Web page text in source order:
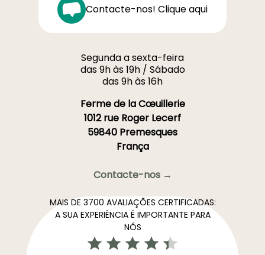
Contacte-nos! Clique aqui
Segunda a sexta-feira
das 9h às 19h / Sábado
das 9h às 16h
Ferme de la Cœuillerie
1012 rue Roger Lecerf
59840 Premesques
França
Contacte-nos →
MAIS DE 3700 AVALIAÇÕES CERTIFICADAS:
A SUA EXPERIÊNCIA É IMPORTANTE PARA
NÓS